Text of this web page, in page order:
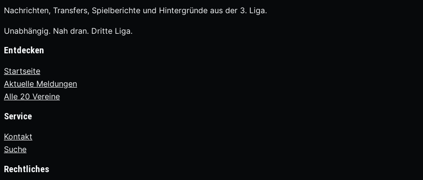
Nachrichten, Transfers, Spielberichte und Hintergründe aus der 3. Liga.
Unabhängig. Nah dran. Dritte Liga.
Entdecken
Startseite
Aktuelle Meldungen
Alle 20 Vereine
Service
Kontakt
Suche
Rechtliches